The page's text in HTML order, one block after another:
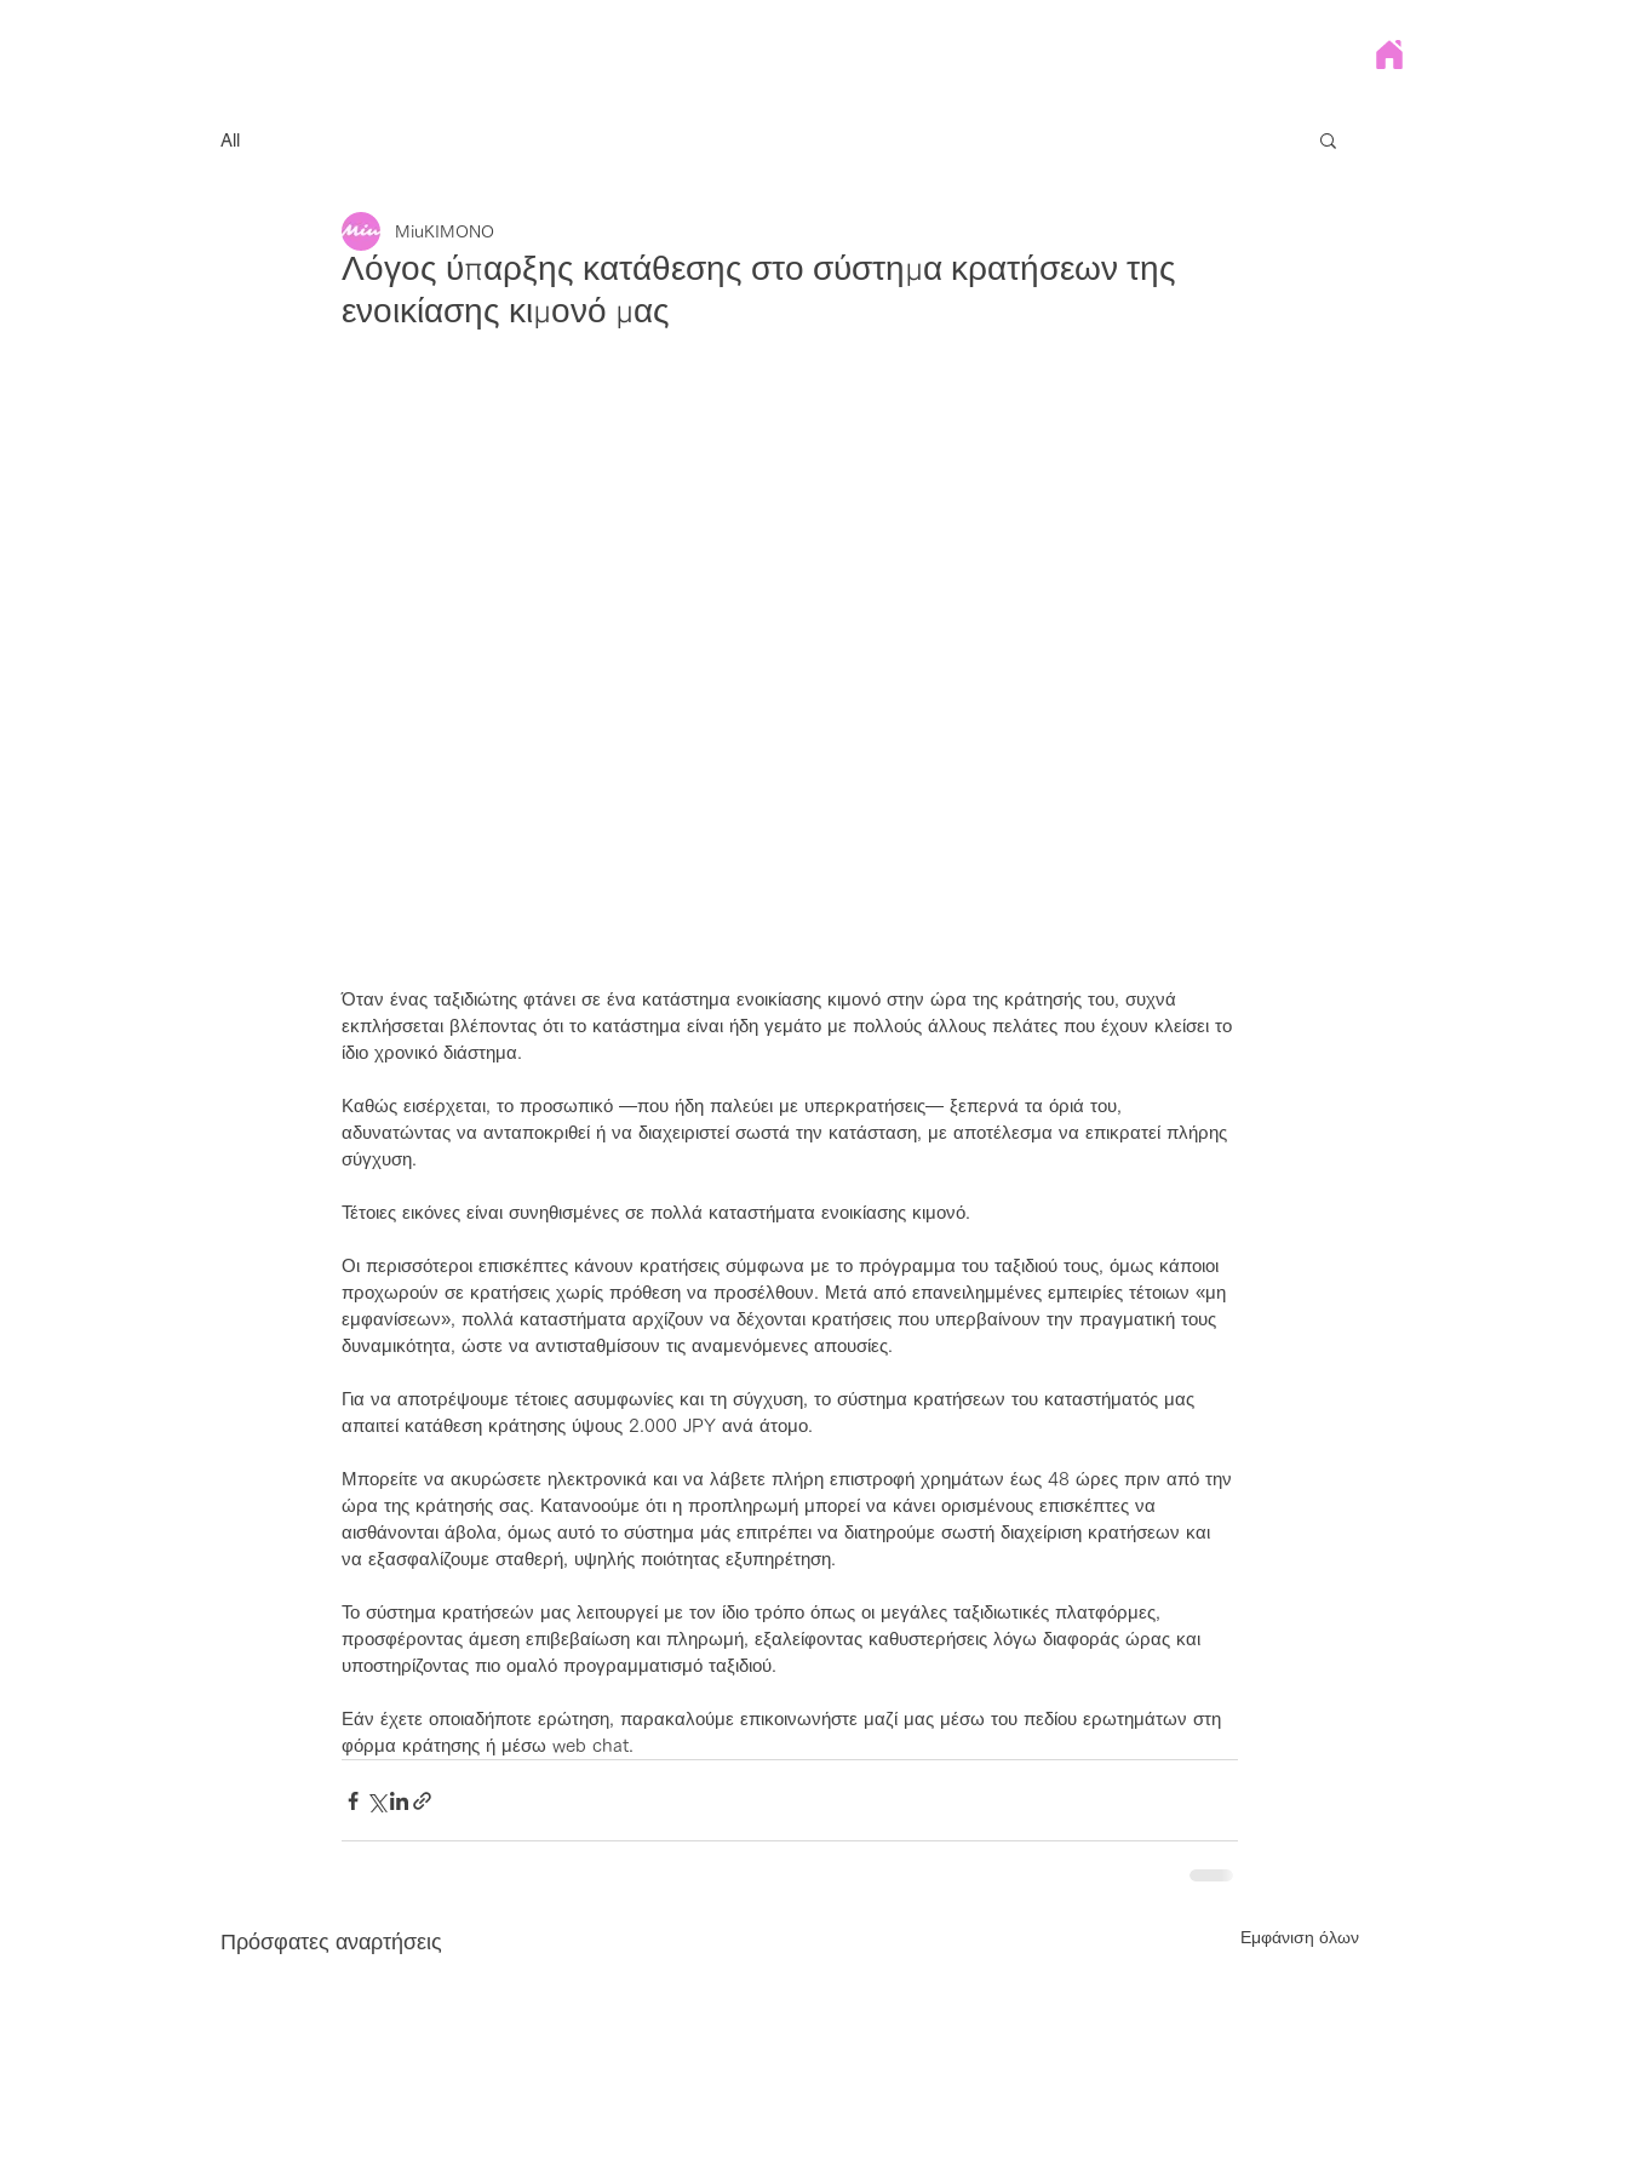
All
Λόγος ύπαρξης κατάθεσης στο σύστημα κρατήσεων της
ενοικίασης κιμονό μας
MiuKIMONO
Όταν ένας ταξιδιώτης φτάνει σε ένα κατάστημα ενοικίασης κιμονό στην ώρα της κράτησής του, συχνά
εκπλήσσεται βλέποντας ότι το κατάστημα είναι ήδη γεμάτο με πολλούς άλλους πελάτες που έχουν κλείσει το
ίδιο χρονικό διάστημα.
Καθώς εισέρχεται, το προσωπικό —που ήδη παλεύει με υπερκρατήσεις— ξεπερνά τα όριά του,
αδυνατώντας να ανταποκριθεί ή να διαχειριστεί σωστά την κατάσταση, με αποτέλεσμα να επικρατεί πλήρης
σύγχυση.
Τέτοιες εικόνες είναι συνηθισμένες σε πολλά καταστήματα ενοικίασης κιμονό.
Οι περισσότεροι επισκέπτες κάνουν κρατήσεις σύμφωνα με το πρόγραμμα του ταξιδιού τους, όμως κάποιοι
προχωρούν σε κρατήσεις χωρίς πρόθεση να προσέλθουν. Μετά από επανειλημμένες εμπειρίες τέτοιων «μη
εμφανίσεων», πολλά καταστήματα αρχίζουν να δέχονται κρατήσεις που υπερβαίνουν την πραγματική τους
δυναμικότητα, ώστε να αντισταθμίσουν τις αναμενόμενες απουσίες.
Για να αποτρέψουμε τέτοιες ασυμφωνίες και τη σύγχυση, το σύστημα κρατήσεων του καταστήματός μας
απαιτεί κατάθεση κράτησης ύψους 2.000 JPY ανά άτομο.
Μπορείτε να ακυρώσετε ηλεκτρονικά και να λάβετε πλήρη επιστροφή χρημάτων έως 48 ώρες πριν από την
ώρα της κράτησής σας. Κατανοούμε ότι η προπληρωμή μπορεί να κάνει ορισμένους επισκέπτες να
αισθάνονται άβολα, όμως αυτό το σύστημα μάς επιτρέπει να διατηρούμε σωστή διαχείριση κρατήσεων και
να εξασφαλίζουμε σταθερή, υψηλής ποιότητας εξυπηρέτηση.
Το σύστημα κρατήσεών μας λειτουργεί με τον ίδιο τρόπο όπως οι μεγάλες ταξιδιωτικές πλατφόρμες,
προσφέροντας άμεση επιβεβαίωση και πληρωμή, εξαλείφοντας καθυστερήσεις λόγω διαφοράς ώρας και
υποστηρίζοντας πιο ομαλό προγραμματισμό ταξιδιού.
Εάν έχετε οποιαδήποτε ερώτηση, παρακαλούμε επικοινωνήστε μαζί μας μέσω του πεδίου ερωτημάτων στη
φόρμα κράτησης ή μέσω web chat.
Πρόσφατες αναρτήσεις Εμφάνιση όλων